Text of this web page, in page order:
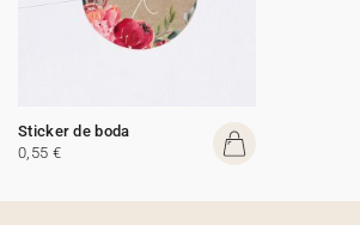
Sticker de boda
0,55 €